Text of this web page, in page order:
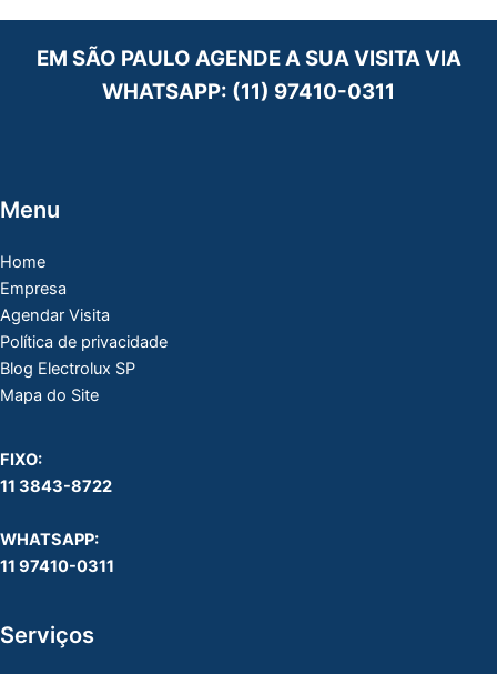
EM SÃO PAULO AGENDE A SUA VISITA VIA
WHATSAPP: (11) 97410-0311
Menu
Home
Empresa
Agendar Visita
Política de privacidade
Blog Electrolux SP
Mapa do Site
FIXO:
11 3843-8722
WHATSAPP:
11 97410-0311
Serviços